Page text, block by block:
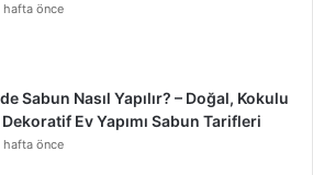
hafta önce
Sabun Nasıl Yapılır? – Doğal, Kokulu
Ev Yapımı Sabun Tarifleri
hafta önce